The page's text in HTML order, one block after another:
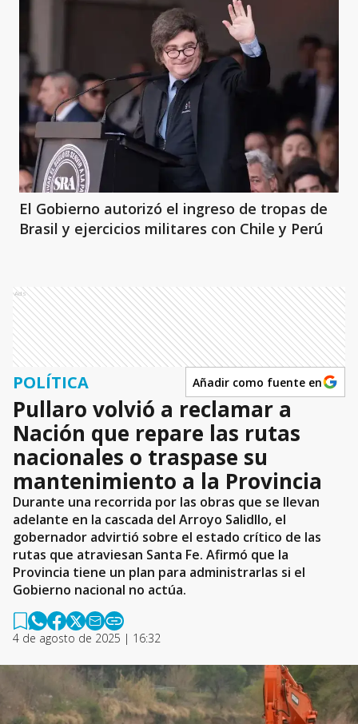
El Gobierno autorizó el ingreso de tropas de
Brasil y ejercicios militares con Chile y Perú
Ads
POLÍTICA Añadir como fuente en
Pullaro volvió a reclamar a
Nación que repare las rutas
nacionales o traspase su
mantenimiento a la Provincia
Durante una recorrida por las obras que se llevan
adelante en la cascada del Arroyo Salidllo, el
gobernador advirtió sobre el estado crítico de las
rutas que atraviesan Santa Fe. Afirmó que la
Provincia tiene un plan para administrarlas si el
Gobierno nacional no actúa.
4 de agosto de 2025 | 16:32